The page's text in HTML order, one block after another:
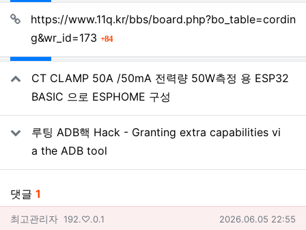
관련자료
https://www.11q.kr/bbs/board.php?bo_table=cordin
g&wr_id=173
84회 연결
CT CLAMP 50A /50mA 전력량 50W측정 용 ESP32
BASIC 으로 ESPHOME 구성
루팅 ADB핵 Hack - Granting extra capabilities vi
a the ADB tool
댓글 1
최고관리자님의 댓글
최고관리자 아이피
192.♡.0.1 작성일
2026.06.05 22:55